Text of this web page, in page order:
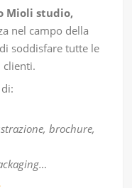
Mioli studio,
nel campo della
soddisfare tutte le
clienti.
brochure,